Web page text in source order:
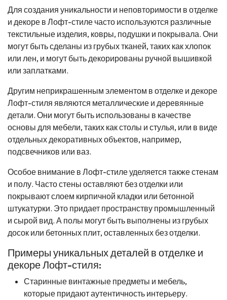
Для создания уникальности и неповторимости в отделке
и декоре в Лофт-стиле часто используются различные
текстильные изделия, ковры, подушки и покрывала. Они
могут быть сделаны из грубых тканей, таких как хлопок
или лен, и могут быть декорированы ручной вышивкой
или заплатками.
Другим неприкрашенным элементом в отделке и декоре
Лофт-стиля являются металлические и деревянные
детали. Они могут быть использованы в качестве
основы для мебели, таких как столы и стулья, или в виде
отдельных декоративных объектов, например,
подсвечников или ваз.
Особое внимание в Лофт-стиле уделяется также стенам
и полу. Часто стены оставляют без отделки или
покрывают слоем кирпичной кладки или бетонной
штукатурки. Это придает пространству промышленный
и сырой вид. А полы могут быть выполнены из грубых
досок или бетонных плит, оставленных без отделки.
Примеры уникальных деталей в отделке и
декоре Лофт-стиля:
Старинные винтажные предметы и мебель,
которые придают аутентичность интерьеру.